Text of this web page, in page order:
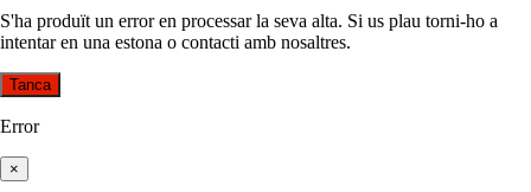
S'ha produït un error en processar la seva alta. Si us plau torni-ho a
intentar en una estona o contacti amb nosaltres.
Tanca
Error
×